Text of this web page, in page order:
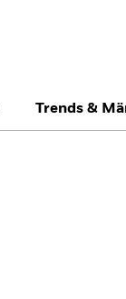
Trends &